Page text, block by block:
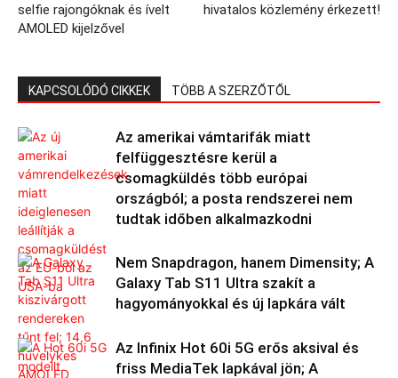
selfie rajongóknak és ívelt
AMOLED kijelzővel
hivatalos közlemény érkezett!
KAPCSOLÓDÓ CIKKEK TÖBB A SZERZŐTŐL
Az amerikai vámtarifák miatt
felfüggesztésre kerül a
csomagküldés több európai
országból; a posta rendszerei nem
tudtak időben alkalmazkodni
Nem Snapdragon, hanem Dimensity; A
Galaxy Tab S11 Ultra szakít a
hagyományokkal és új lapkára vált
Az Infinix Hot 60i 5G erős aksival és
friss MediaTek lapkával jön; A